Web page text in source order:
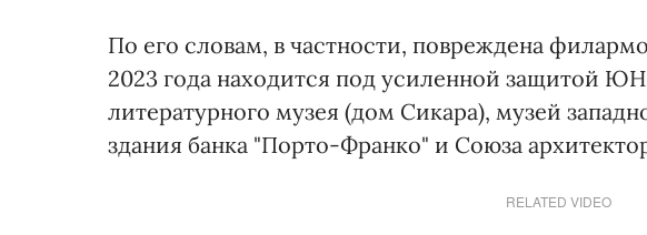
По его словам, в частности, повреждена
2023 года находится под усиленной защитой
литературного музея (дом Сикара), музей
здания банка "Порто-Франко" и Союза
RELATED VIDEO